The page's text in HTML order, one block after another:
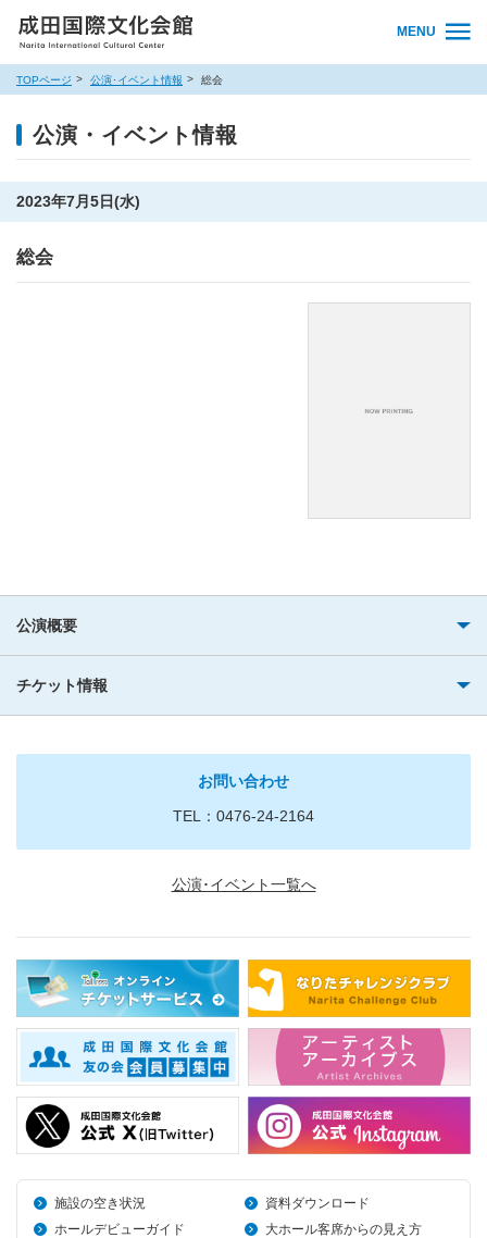
MENU
TOPページ 公演･イベント情報 総会
公演・イベント情報
2023年7月5日(水)
総会
公演概要
チケット情報
お問い合わせ
TEL：0476-24-2164
公演･イベント一覧へ
施設の空き状況
資料ダウンロード
ホールデビューガイド
大ホール客席からの見え方